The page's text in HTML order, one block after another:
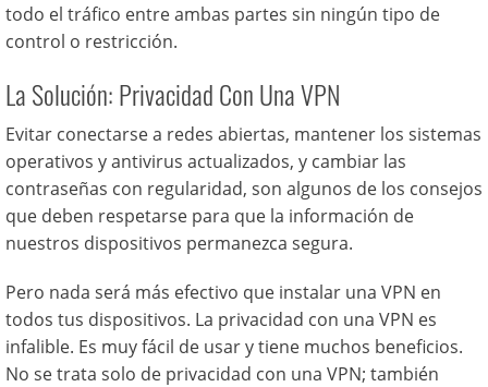
todo el tráfico entre ambas partes sin ningún tipo de
control o restricción.
La Solución: Privacidad Con Una VPN
Evitar conectarse a redes abiertas, mantener los sistemas
operativos y antivirus actualizados, y cambiar las
contraseñas con regularidad, son algunos de los consejos
que deben respetarse para que la información de
nuestros dispositivos permanezca segura.
Pero nada será más efectivo que instalar una VPN en
todos tus dispositivos. La privacidad con una VPN es
infalible. Es muy fácil de usar y tiene muchos beneficios.
No se trata solo de privacidad con una VPN; también